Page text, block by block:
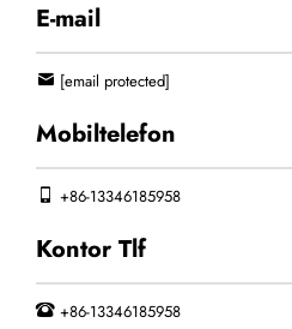
E-mail
[email protected]
Mobiltelefon
+86-13346185958
Kontor Tlf
+86-13346185958